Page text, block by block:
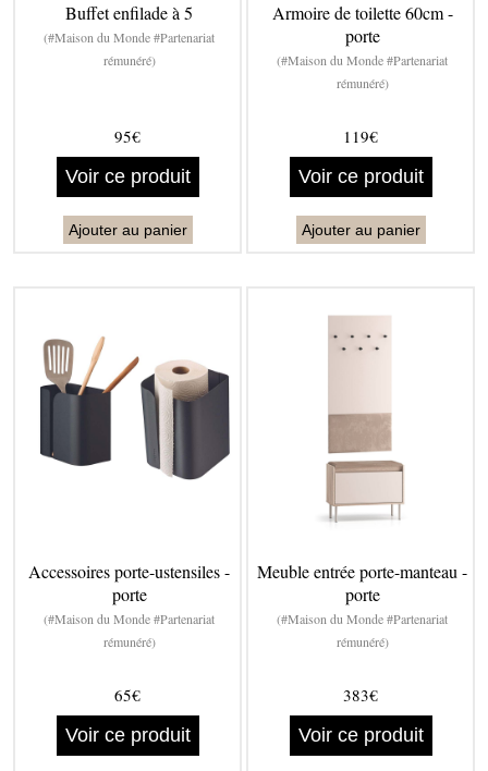
Buffet enfilade à 5
(#Maison du Monde #Partenariat
rémunéré)
95€
Voir ce produit
Ajouter au panier
Armoire de toilette 60cm -
porte
(#Maison du Monde #Partenariat
rémunéré)
119€
Voir ce produit
Ajouter au panier
Accessoires porte-ustensiles -
porte
(#Maison du Monde #Partenariat
rémunéré)
65€
Voir ce produit
Meuble entrée porte-manteau -
porte
(#Maison du Monde #Partenariat
rémunéré)
383€
Voir ce produit